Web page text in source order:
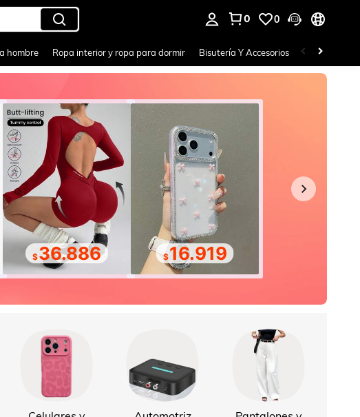
0 0
hombre Ropa interior y ropa para dormir Bisutería Y Accesorios Zapatos
$36.886 $16.919